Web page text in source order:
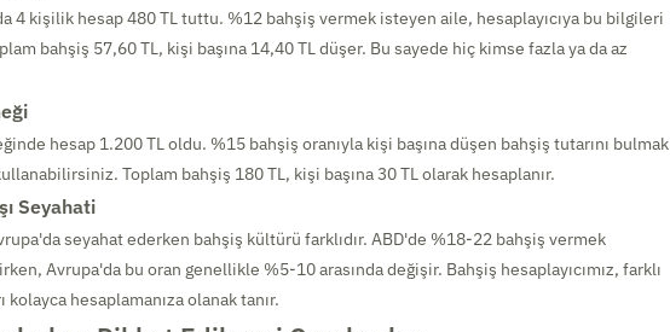
4 kişilik hesap 480 TL tuttu. %12 bahşiş vermek isteyen aile, hesaplayıcıya bu bilgileri
bahşiş 57,60 TL, kişi başına 14,40 TL düşer. Bu sayede hiç kimse fazla ya da az
hesap 1.200 TL oldu. %15 bahşiş oranıyla kişi başına düşen bahşiş tutarını bulmak
Toplam bahşiş 180 TL, kişi başına 30 TL olarak hesaplanır.
Seyahati
seyahat ederken bahşiş kültürü farklıdır. ABD'de %18-22 bahşiş vermek
Avrupa'da bu oran genellikle %5-10 arasında değişir. Bahşiş hesaplayıcımız, farklı
hesaplamanıza olanak tanır.